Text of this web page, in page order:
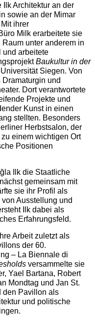
Ilk Architektur an der
sowie an der Mimar
ihrer
Milk erarbeitete sie
unter anderem in
und arbeitete
Baukultur in der
Siegen. Von
und
Dort verantwortete
Projekte und
Kunst in einen
stellten. Besonders
Herbstsalon, der
einem wichtigen Ort
Positionen
Ilk die Staatliche
gemeinsam mit
sie ihr Profil als
Ausstellung und
Ilk dabei als
Erfahrungsfeld.
Arbeit zuletzt als
der 60.
– La Biennale di
versammelte sie
Yael Bartana, Robert
Mondtag und Jan St.
den Pavillon als
und politische